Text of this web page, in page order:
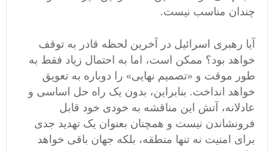
چندان مناسب نیست.
آیا رهبری اسرائیل در آخرین لحظه قادر به توقف
خواهد بود؟ ممکن است، اما به احتمال زیاد فقط به
طور موقت و «تصمیم‌ نهایی» را دوباره به تعویق
خواهد انداخت. بنابراین، بدون یک راه حل اساسی و
عادلانه، آتش این مناقشه به خودی خود قابل
فرونشاندن نیست و همچنان بعنوان یک تهدید جدی
برای امنیت نه تنها منطقه، بلکه جهان باقی خواهد